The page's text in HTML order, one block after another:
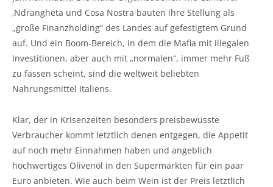
‚Ndrangheta und Cosa Nostra bauten ihre Stellung als
„große Finanzholding“ des Landes auf gefestigtem Grund
auf. Und ein Boom-Bereich, in dem die Mafia mit illegalen
Investitionen, aber auch mit „normalen“, immer mehr Fuß
zu fassen scheint, sind die weltweit beliebten
Nahrungsmittel Italiens.
Klar, der in Krisenzeiten besonders preisbewusste
Verbraucher kommt letztlich denen entgegen, die Appetit
auf noch mehr Einnahmen haben und angeblich
hochwertiges Olivenöl in den Supermärkten für ein paar
Euro anbieten. Wie auch beim Wein ist der Preis letztlich